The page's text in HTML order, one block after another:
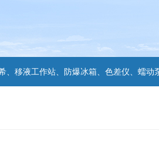
、移液工作站、防爆冰箱、色差仪、蠕动